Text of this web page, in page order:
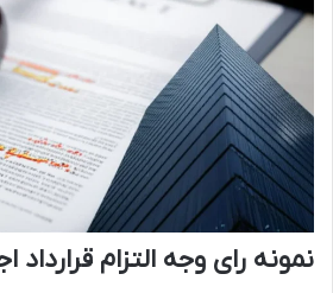
نمونه رای وجه التزام قرارداد